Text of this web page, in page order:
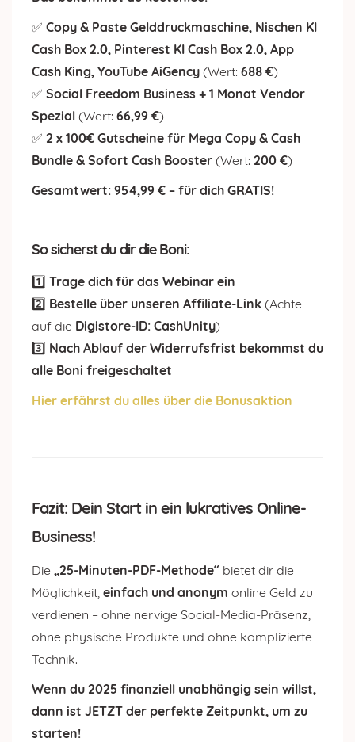
✅ Copy & Paste Gelddruckmaschine, Nischen KI
Cash Box 2.0, Pinterest KI Cash Box 2.0, App
Cash King, YouTube AiGency (Wert: 688 €)
✅ Social Freedom Business + 1 Monat Vendor
Spezial (Wert: 66,99 €)
✅ 2 x 100€ Gutscheine für Mega Copy & Cash
Bundle & Sofort Cash Booster (Wert: 200 €)
Gesamtwert: 954,99 € – für dich GRATIS!
So sicherst du dir die Boni:
1️⃣ Trage dich für das Webinar ein
2️⃣ Bestelle über unseren Affiliate-Link (Achte
auf die Digistore-ID: CashUnity)
3️⃣ Nach Ablauf der Widerrufsfrist bekommst du
alle Boni freigeschaltet
Hier erfährst du alles über die Bonusaktion
Fazit: Dein Start in ein lukratives Online-
Business!
Die „25-Minuten-PDF-Methode“ bietet dir die
Möglichkeit, einfach und anonym online Geld zu
verdienen – ohne nervige Social-Media-Präsenz,
ohne physische Produkte und ohne komplizierte
Technik.
Wenn du 2025 finanziell unabhängig sein willst,
dann ist JETZT der perfekte Zeitpunkt, um zu
starten!